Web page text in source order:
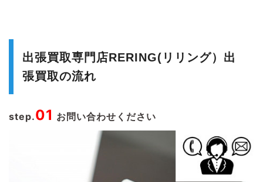
出張買取専門店RERING(リリング）出
張買取の流れ
step.01 お問い合わせください